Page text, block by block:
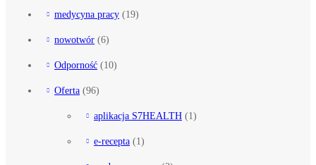
medycyna pracy (19)
nowotwór (6)
Odporność (10)
Oferta (96)
aplikacja S7HEALTH (1)
e-recepta (1)